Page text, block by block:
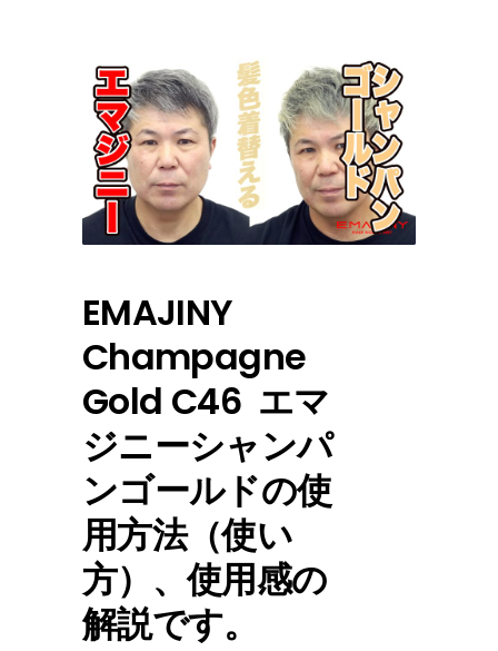
EMAJINY
Champagne
Gold C46 エマ
ジニーシャンパ
ンゴールドの使
用方法（使い
方）、使用感の
解説です。